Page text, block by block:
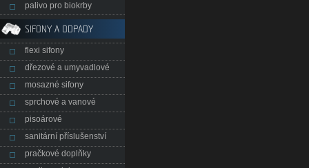
palivo pro biokrby
SIFONY A ODPADY
flexi sifony
dřezové a umyvadlové
mosazné sifony
sprchové a vanové
pisoárové
sanitární příslušenství
pračkové doplňky